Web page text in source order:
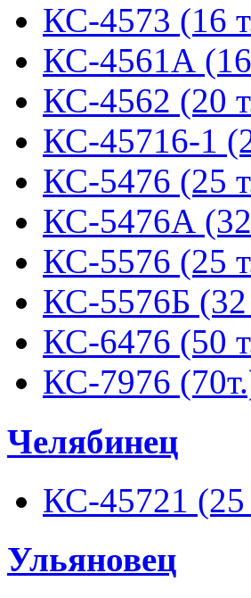
КС-4573 (16
КС-4561А
КС-4562 (20
КС-45716-1
КС-5476 (25
КС-5476А
КС-5576 (25
КС-5576Б (32
КС-6476 (50
КС-7976
Челябинец
КС-45721 (25
Ульяновец